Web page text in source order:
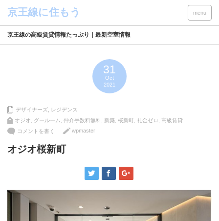
menu
京王線の高級賃貸情報たっぷり｜最新空室情報
31
Oct
2021
デザイナーズ レジデンス
オジオ
グールーム 仲介手数料無料 新築 桜新町 礼金ゼロ
高級賃貸
コメントを書く
wpmaster
オジオ桜新町